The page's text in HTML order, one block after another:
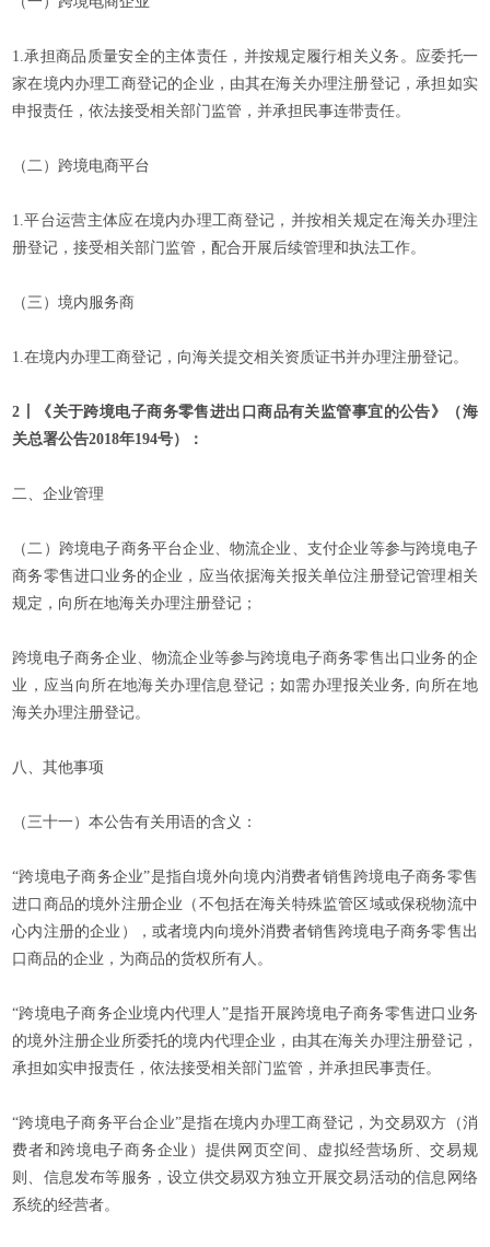
1.承担商品质量安全的主体责任，并按规定履行相关义务。应委托一
家在境内办理工商登记的企业，由其在海关办理注册登记，承担如实
申报责任，依法接受相关部门监管，并承担民事连带责任。
（二）跨境电商平台
1.平台运营主体应在境内办理工商登记，并按相关规定在海关办理注
册登记，接受相关部门监管，配合开展后续管理和执法工作。
（三）境内服务商
1.在境内办理工商登记，向海关提交相关资质证书并办理注册登记。
2丨《关于跨境电子商务零售进出口商品有关监管事宜的公告》（海
关总署公告2018年194号）：
二、企业管理
（二）跨境电子商务平台企业、物流企业、支付企业等参与跨境电子
商务零售进口业务的企业，应当依据海关报关单位注册登记管理相关
规定，向所在地海关办理注册登记；
跨境电子商务企业、物流企业等参与跨境电子商务零售出口业务的企
业，应当向所在地海关办理信息登记；如需办理报关业务, 向所在地
海关办理注册登记。
八、其他事项
（三十一）本公告有关用语的含义：
“跨境电子商务企业”是指自境外向境内消费者销售跨境电子商务零售
进口商品的境外注册企业（不包括在海关特殊监管区域或保税物流中
心内注册的企业），或者境内向境外消费者销售跨境电子商务零售出
口商品的企业，为商品的货权所有人。
“跨境电子商务企业境内代理人”是指开展跨境电子商务零售进口业务
的境外注册企业所委托的境内代理企业，由其在海关办理注册登记，
承担如实申报责任，依法接受相关部门监管，并承担民事责任。
“跨境电子商务平台企业”是指在境内办理工商登记，为交易双方（消
费者和跨境电子商务企业）提供网页空间、虚拟经营场所、交易规
则、信息发布等服务，设立供交易双方独立开展交易活动的信息网络
系统的经营者。